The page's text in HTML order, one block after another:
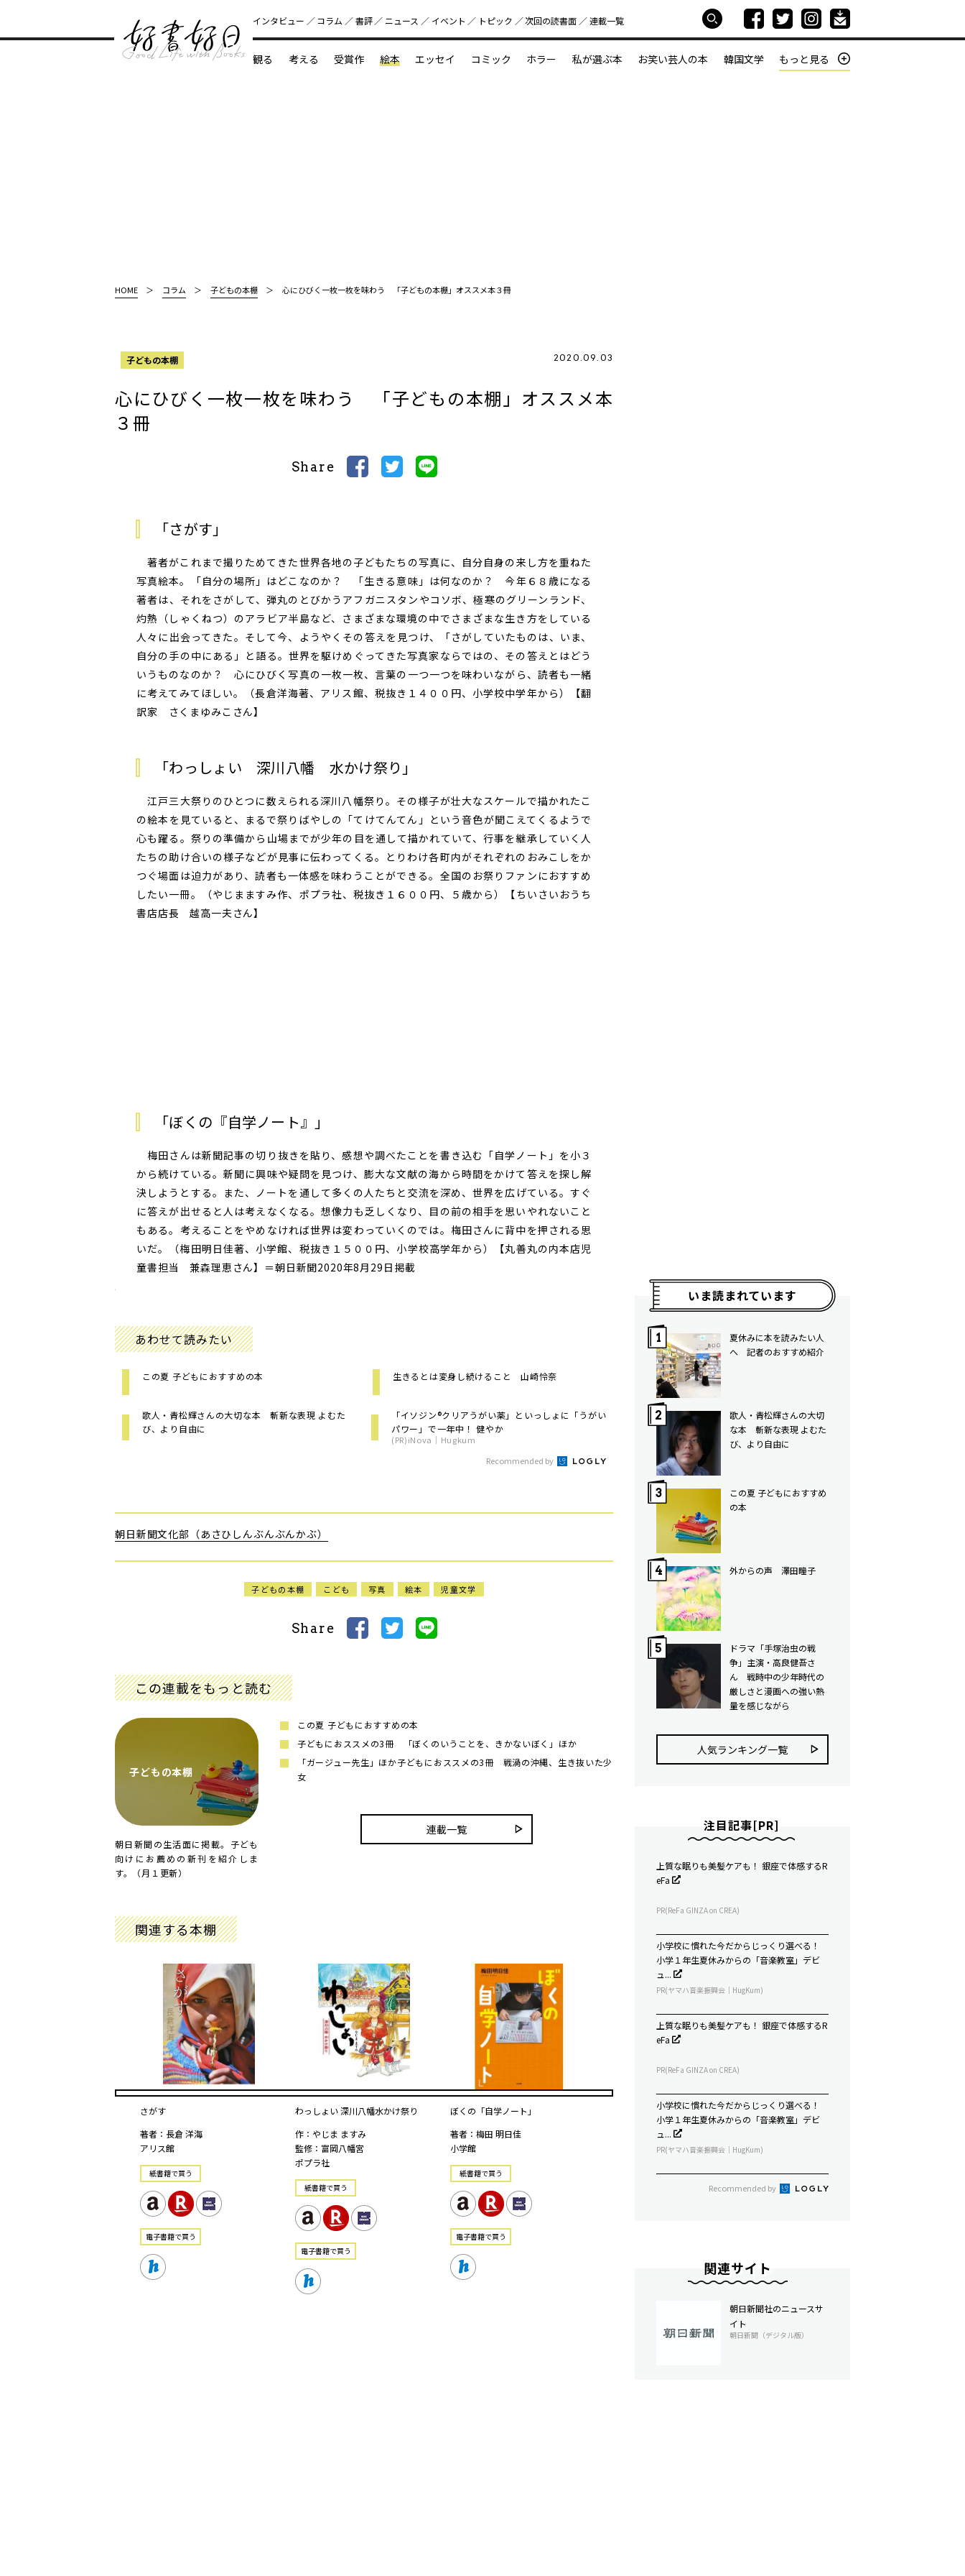
好書好日
インタビュー コラム 書評 ニュース イベント トピック 次回の読書⾯ 連載一覧
観る 考える 受賞作 絵本 エッセイ コミック ホラー 私が選ぶ本 お笑い芸人の本 韓国文学 もっと見る
HOME コラム 子どもの本棚 心にひびく一枚一枚を味わう 「子どもの本棚」オススメ本３冊
子どもの本棚 2020.09.03
心にひびく一枚一枚を味わう 「子どもの本棚」オススメ本
３冊
Share
「さがす」
著者がこれまで撮りためてきた世界各地の子どもたちの写真に、自分自身の来し方を重ねた
写真絵本。「自分の場所」はどこなのか？ 「生きる意味」は何なのか？ 今年６８歳になる
著者は、それをさがして、弾丸のとびかうアフガニスタンやコソボ、極寒のグリーンランド、
灼熱（しゃくねつ）のアラビア半島など、さまざまな環境の中でさまざまな生き方をしている
人々に出会ってきた。そして今、ようやくその答えを見つけ、「さがしていたものは、いま、
自分の手の中にある」と語る。世界を駆けめぐってきた写真家ならではの、その答えとはどう
いうものなのか？ 心にひびく写真の一枚一枚、言葉の一つ一つを味わいながら、読者も一緒
に考えてみてほしい。（長倉洋海著、アリス館、税抜き１４００円、小学校中学年から）【翻
訳家 さくまゆみこさん】
「わっしょい 深川八幡 水かけ祭り」
江戸三大祭りのひとつに数えられる深川八幡祭り。その様子が壮大なスケールで描かれたこ
の絵本を見ていると、まるで祭りばやしの「てけてんてん」という音色が聞こえてくるようで
心も躍る。祭りの準備から山場までが少年の目を通して描かれていて、行事を継承していく人
たちの助け合いの様子などが見事に伝わってくる。とりわけ各町内がそれぞれのおみこしをか
つぐ場面は迫力があり、読者も一体感を味わうことができる。全国のお祭りファンにおすすめ
したい一冊。（やじまますみ作、ポプラ社、税抜き１６００円、５歳から）【ちいさいおうち
書店店長 越高一夫さん】
「ぼくの『自学ノート』」
梅田さんは新聞記事の切り抜きを貼り、感想や調べたことを書き込む「自学ノート」を小３
から続けている。新聞に興味や疑問を見つけ、膨大な文献の海から時間をかけて答えを探し解
決しようとする。また、ノートを通して多くの人たちと交流を深め、世界を広げている。すぐ
に答えが出せると人は考えなくなる。想像力も乏しくなり、目の前の相手を思いやれないこと
もある。考えることをやめなければ世界は変わっていくのでは。梅田さんに背中を押される思
いだ。（梅田明日佳著、小学館、税抜き１５００円、小学校高学年から）【丸善丸の内本店児
童書担当 兼森理恵さん】＝朝日新聞2020年8月29日掲載
あわせて読みたい
この夏 子どもにおすすめの本 生きるとは変身し続けること 山崎怜奈
歌人・青松輝さんの大切な本 斬新な表現 よむた
び、より自由に
「イソジン®クリアうがい薬」といっしょに「うがい
パワー」で一年中！ 健やか
(PR)iNova｜Hugkum
Recommended by
朝日新聞文化部（あさひしんぶんぶんかぶ）
子どもの本棚 こども 写真 絵本 児童文学
Share
この連載をもっと読む
子どもの本棚
朝日新聞の生活面に掲載。子ども
向けにお薦めの新刊を紹介しま
す。（月１更新）
この夏 子どもにおすすめの本
子どもにおススメの3冊 「ぼくのいうことを、きかないぼく」ほか
「ガージュー先生」ほか子どもにおススメの3冊 戦渦の沖縄、生き抜いた少
女
連載一覧
関連する本棚
さがす
著者：長倉 洋海
アリス館
紙書籍で買う
電⼦書籍で買う
わっしょい 深川八幡水かけ祭り
作：やじま ますみ
監修：富岡八幡宮
ポプラ社
紙書籍で買う
電⼦書籍で買う
ぼくの「自学ノート」
著者：梅田 明日佳
小学館
紙書籍で買う
電⼦書籍で買う
いま読まれています
夏休みに本を読みたい人
へ 記者のおすすめ紹介
歌人・青松輝さんの大切
な本 斬新な表現 よむた
び、より自由に
この夏 子どもにおすすめ
の本
外からの声 澤田瞳子
ドラマ「手塚治虫の戦
争」主演・高良健吾さ
ん 戦時中の少年時代の
厳しさと漫画への強い熱
量を感じながら
人気ランキング⼀覧
注目記事[PR]
上質な眠りも美髪ケアも！ 銀座で体感するR
eFa
PR(ReFa GINZA on CREA)
小学校に慣れた今だからじっくり選べる！
小学１年生夏休みからの「音楽教室」デビ
ュ...
PR(ヤマハ音楽振興会｜HugKum)
上質な眠りも美髪ケアも！ 銀座で体感するR
eFa
PR(ReFa GINZA on CREA)
小学校に慣れた今だからじっくり選べる！
小学１年生夏休みからの「音楽教室」デビ
ュ...
PR(ヤマハ音楽振興会｜HugKum)
Recommended by
関連サイト
朝日新聞社のニュースサ
イト
朝日新聞（デジタル版）